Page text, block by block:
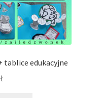
tablice edukacyjne